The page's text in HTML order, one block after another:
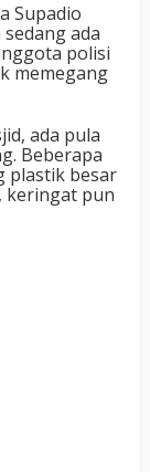
Supadio
ada
polisi
memegang
ada pula
Beberapa
plastik besar
keringat pun